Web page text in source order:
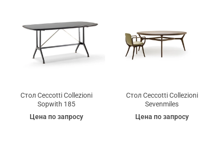
Стол Ceccotti Collezioni
Sopwith 185
Цена по запросу
Стол Ceccotti Collezioni
Sevenmiles
Цена по запросу